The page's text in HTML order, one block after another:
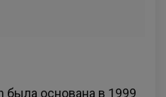
была основана в 1999